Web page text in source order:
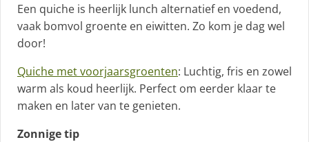
Een quiche is heerlijk lunch alternatief en voedend,
vaak bomvol groente en eiwitten. Zo kom je dag wel
door!
Quiche met voorjaarsgroenten: Luchtig, fris en zowel
warm als koud heerlijk. Perfect om eerder klaar te
maken en later van te genieten.
Zonnige tip